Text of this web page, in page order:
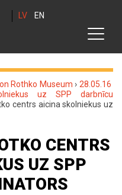
LV EN
Rothko Museum ›28.05.16
uz SPP darbnīcu
centrs aicina skolniekus uz
CENTRS
UZ SPP